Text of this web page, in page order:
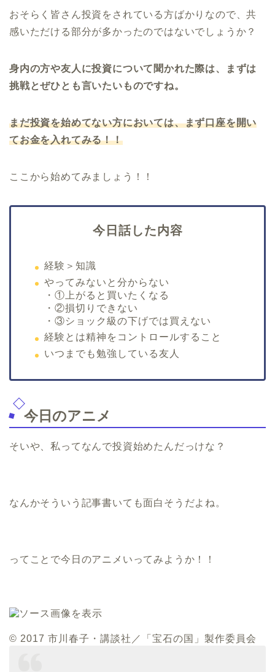
おそらく皆さん投資をされている方ばかりなので、共
感いただける部分が多かったのではないでしょうか？
身内の方や友人に投資について聞かれた際は、まずは
挑戦とぜひとも言いたいものですね。
まだ投資を始めてない方においては、まず口座を開い
てお金を入れてみる！！
ここから始めてみましょう！！
今日話した内容
経験＞知識
やってみないと分からない
・①上がると買いたくなる
・②損切りできない
・③ショック級の下げでは買えない
経験とは精神をコントロールすること
いつまでも勉強している友人
今日のアニメ
そいや、私ってなんで投資始めたんだっけな？
なんかそういう記事書いても面白そうだよね。
ってことで今日のアニメいってみようか！！
© 2017 市川春子・講談社／「宝石の国」製作委員会